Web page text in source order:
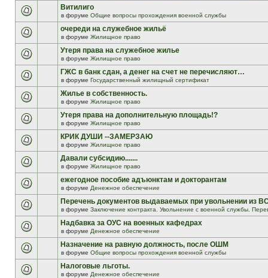
Витилиго
в форуме Общие вопросы прохождения военной службы
очереди на служебное жильё
в форуме Жилищное право
Утеря права на служебное жилье
в форуме Жилищное право
ГЖС в банк сдан, а денег на счет не перечисляют…
в форуме Государственный жилищный сертификат
Жилье в собственность.
в форуме Жилищное право
Утеря права на дополнительную площадь!?
в форуме Жилищное право
КРИК ДУШИ --ЗАМЕРЗАЮ
в форуме Жилищное право
Давали субсидию.......
в форуме Жилищное право
ежегодное пособие адъюнктам и докторантам
в форуме Денежное обеспечение
Перечень документов выдаваемых при увольнении из
в форуме Заключение контракта. Увольнение с военной службы.
Надбавка за ОУС на военных кафедрах
в форуме Денежное обеспечение
Назначение на равную должность, после ОШМ
в форуме Общие вопросы прохождения военной службы
Налоговые льготы.
в форуме Денежное обеспечение